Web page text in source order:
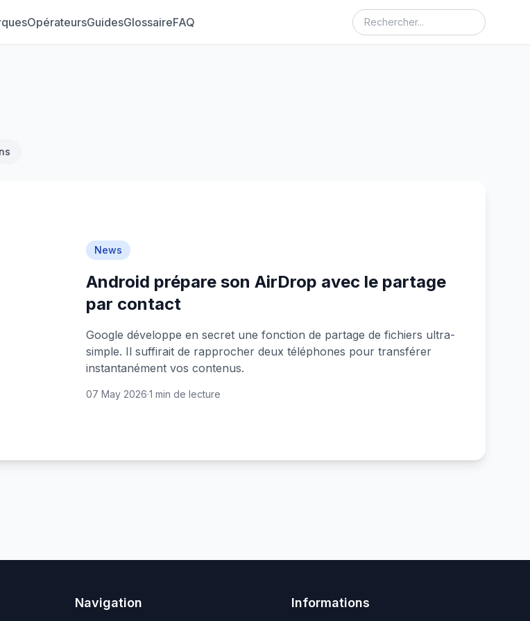
OpérateursGuidesGlossaireFAQ
News
Android prépare son AirDrop avec le partage
par contact
Google développe en secret une fonction de partage de fichiers ultra-
simple. Il suffirait de rapprocher deux téléphones pour transférer
instantanément vos contenus.
07 May 2026·1 min de lecture
Navigation Informations